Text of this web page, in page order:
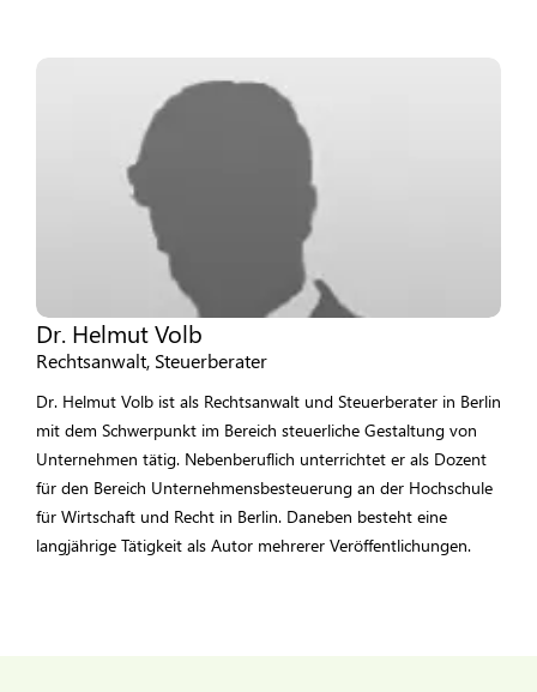
Dr. Helmut Volb
Rechtsanwalt, Steuerberater
Dr. Helmut Volb ist als Rechtsanwalt und Steuerberater in Berlin
mit dem Schwerpunkt im Bereich steuerliche Gestaltung von
Unternehmen tätig. Nebenberuflich unterrichtet er als Dozent
für den Bereich Unternehmensbesteuerung an der Hochschule
für Wirtschaft und Recht in Berlin. Daneben besteht eine
langjährige Tätigkeit als Autor mehrerer Veröffentlichungen.